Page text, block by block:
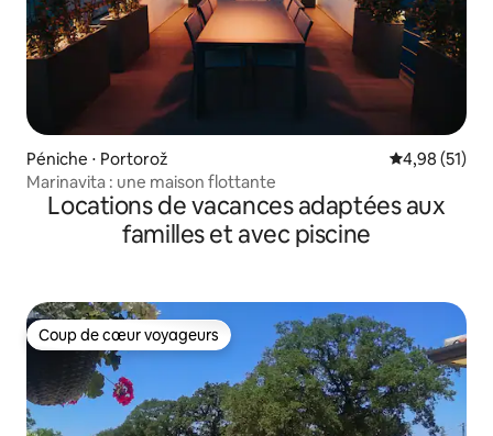
Péniche ⋅ Portorož Évaluation
4,98 (51)
Marinavita : une maison flottante
Locations de vacances adaptées aux
familles et avec piscine
Coup de cœur voyageurs
Coup de cœur voyageurs